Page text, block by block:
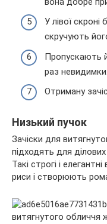
У лівої скроні
скручують
Пропускають
раз невидимки.
Отриману
Низький пучок
Зачіски для
підходять для
Такі строгі і
риси і створюють